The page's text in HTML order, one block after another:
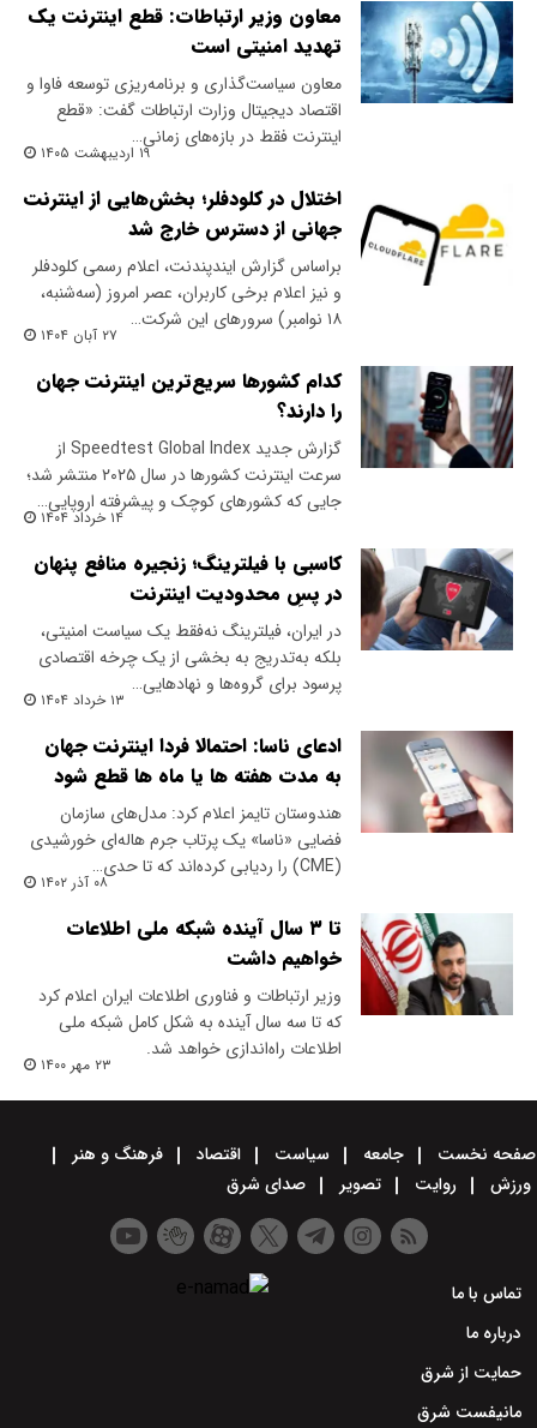
معاون وزیر ارتباطات: قطع اینترنت یک
تهدید امنیتی است
معاون سیاست‌گذاری و برنامه‌ریزی توسعه فاوا و
اقتصاد دیجیتال وزارت ارتباطات گفت: «قطع
اینترنت فقط در بازه‌های زمانی…
۱۹ اردیبهشت ۱۴۰۵
اختلال در کلودفلر؛ بخش‌هایی از اینترنت
جهانی از دسترس خارج شد
براساس گزارش ایندپندنت، اعلام رسمی کلودفلر
و نیز اعلام برخی کاربران، عصر امروز (سه‌شنبه،
۱۸ نوامبر) سرورهای این شرکت…
۲۷ آبان ۱۴۰۴
کدام کشورها سریع‌ترین اینترنت جهان
را دارند؟
گزارش جدید Speedtest Global Index از
سرعت اینترنت کشورها در سال ۲۰۲۵ منتشر شد؛
جایی که کشورهای کوچک و پیشرفته اروپایی…
۱۴ خرداد ۱۴۰۴
کاسبی با فیلترینگ؛ زنجیره منافع پنهان
در پسِ محدودیت اینترنت
در ایران، فیلترینگ نه‌فقط یک سیاست امنیتی،
بلکه به‌تدریج به بخشی از یک چرخه اقتصادی
پرسود برای گروه‌ها و نهادهایی…
۱۳ خرداد ۱۴۰۴
ادعای ناسا: احتمالا فردا اینترنت جهان
به مدت هفته‌ ها یا ماه‌ ها قطع شود
هندوستان تایمز اعلام کرد: مدل‌های سازمان
فضایی «ناسا» یک پرتاب جرم هاله‌ای خورشیدی
(CME) را ردیابی کرده‌اند که تا حدی…
۰۸ آذر ۱۴۰۲
تا ۳ سال آینده شبکه ملی اطلاعات
خواهیم داشت
وزیر ارتباطات و فناوری اطلاعات ایران اعلام کرد
که تا سه سال آینده به شکل کامل شبکه ملی
اطلاعات راه‌اندازی خواهد شد.
۲۳ مهر ۱۴۰۰
صفحه نخست جامعه سیاست اقتصاد
فرهنگ و هنر
ورزش
روایت تصویر صدای شرق
تماس با ما
درباره ما
حمایت از شرق
مانیفست شرق